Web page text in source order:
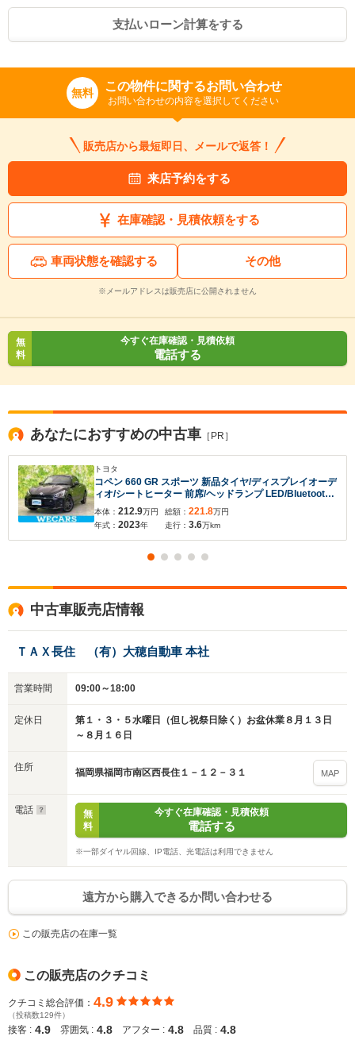
支払いローン計算をする
無料 この物件に関するお問い合わせ
お問い合わせの内容を選択してください
販売店から最短即日、メールで返答！
来店予約をする
在庫確認・見積依頼をする
車両状態を確認する その他
※メールアドレスは販売店に公開されません
無
料
今すぐ在庫確認・見積依頼
電話する
あなたにおすすめの中古車 ［PR］
トヨタ
コペン 660 GR スポーツ 新品タイヤ/ディスプレイオーデ
ィオ/シートヒーター 前席/ヘッドランプ LED/Bluetooth
接続/ETC/EBD付ABS/横滑り防止装置/アイドリングスト
ップ/エアバッグ 運転席
本体： 212.9万円
年式： 2023年
総額： 221.8万円
走行： 3.6万km
中古車販売店情報
ＴＡＸ長住 （有）大穂自動車 本社
営業時間 09:00～18:00
定休日
第１・３・５水曜日（但し祝祭日除く）お盆休業８月１３日
～８月１６日
住所 福岡県福岡市南区西長住１－１２－３１ MAP
電話
無
料
今すぐ在庫確認・見積依頼
電話する
※一部ダイヤル回線、IP電話、光電話は利用できません
遠方から購入できるか問い合わせる
この販売店の在庫一覧
この販売店のクチコミ
クチコミ総合評価： 4.9
（投稿数129件）
接客 : 4.9 雰囲気 : 4.8 アフター : 4.8 品質 : 4.8
入力途中の情報を保存しますか？
いいえ はい